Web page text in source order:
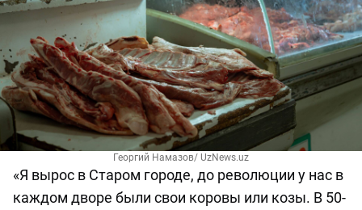
Георгий Намазов/ UzNews.uz
«Я вырос в Старом городе, до революции у нас в
каждом дворе были свои коровы или козы. В 50-